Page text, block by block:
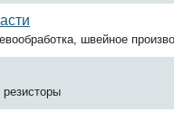
швейное